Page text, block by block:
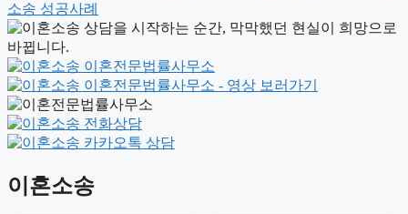
소송 성공사례
이혼소송